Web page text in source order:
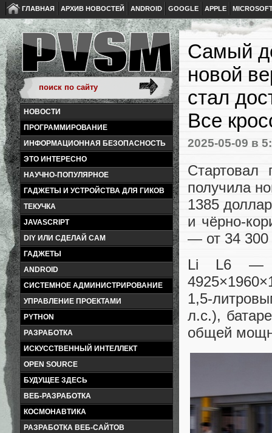
ГЛАВНАЯ АРХИВ НОВОСТЕЙ ANDROID GOOGLE APPLE
НОВОСТИ
ПРОГРАММИРОВАНИЕ
ИНФОРМАЦИОННАЯ БЕЗОПАСНОСТЬ
ЭТО ИНТЕРЕСНО
НАУЧНО-ПОПУЛЯРНОЕ
ГАДЖЕТЫ И УСТРОЙСТВА ДЛЯ ГИКОВ
ТЕКУЧКА
JAVASCRIPT
DIY ИЛИ СДЕЛАЙ САМ
ГАДЖЕТЫ
ANDROID
СИСТЕМНОЕ АДМИНИСТРИРОВАНИЕ
УПРАВЛЕНИЕ ПРОЕКТАМИ
PYTHON
РАЗРАБОТКА
ИСКУССТВЕННЫЙ ИНТЕЛЛЕКТ
OPEN SOURCE
БУДУЩЕЕ ЗДЕСЬ
ВЕБ-РАЗРАБОТКА
КОСМОНАВТИКА
РАЗРАБОТКА ВЕБ-САЙТОВ
Самый
новой
стал
Все
2025-05-09 в
Стартовал
получила
1385
и чёрно-
— от 34 300
Li L6 —
1,5-
л.с.),
общей